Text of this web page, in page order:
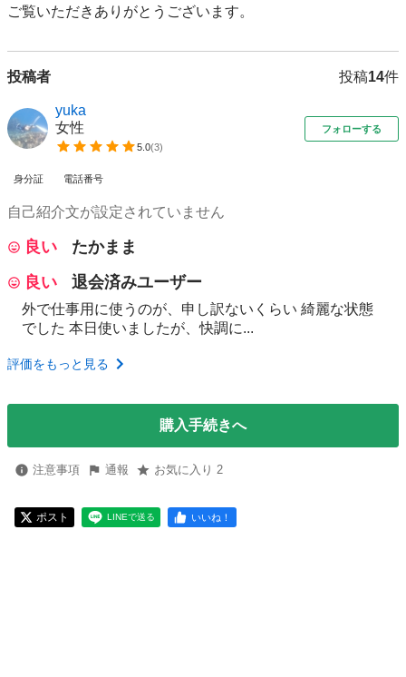
ご覧いただきありがとうございます。
投稿者 投稿14件
yuka
女性
5.0(3)
フォローする
身分証 電話番号
自己紹介文が設定されていません
良い
たかまま
良い
退会済みユーザー
外で仕事用に使うのが、申し訳ないくらい 綺麗な状態
でした 本日使いましたが、快調に...
評価をもっと見る
購入手続きへ
注意事項 通報 お気に入り 2
ポスト LINEで送る いいね！